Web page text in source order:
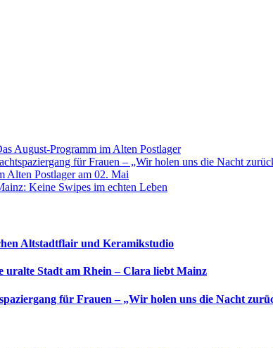
August-Programm im Alten Postlager
für Frauen – „Wir holen uns die Nacht
Alten Postlager am 02. Mai
Keine Swipes im echten Leben
Altstadtflair und Keramikstudio
uralte Stadt am Rhein – Clara liebt Mainz
für Frauen – „Wir holen uns die Nacht